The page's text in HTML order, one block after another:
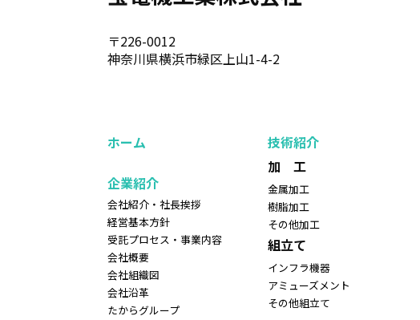
〒226-0012
神奈川県横浜市緑区上山1-4-2
ホーム
企業紹介
会社紹介・社長挨拶
経営基本方針
受託プロセス・事業内容
会社概要
会社組織図
会社沿革
たからグループ
技術紹介
加 工
金属加工
樹脂加工
その他加工
組立て
インフラ機器
アミューズメント
その他組立て